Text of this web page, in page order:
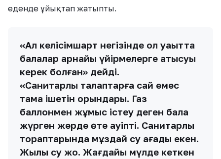
еденде ұйықтап жатыпты.
«Ал келісімшарт негізінде ол уақытта
балалар арнайы үйірмелерге қатысуы
керек болған» дейді.
«Санитарлық талаптарға сай емес
тамақ ішетін орындары. Газ
баллонмен жұмыс істеу деген бала
жүрген жерде өте қауіпті. Санитарлық
тораптарында мұздай су ағады екен.
Жылы су жоқ. Жағдайы мүлде кеткен